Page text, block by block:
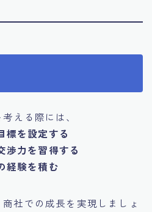
える際には、
標を設定する
渉力を習得する
経験を積む
社での成長を実現しましょ